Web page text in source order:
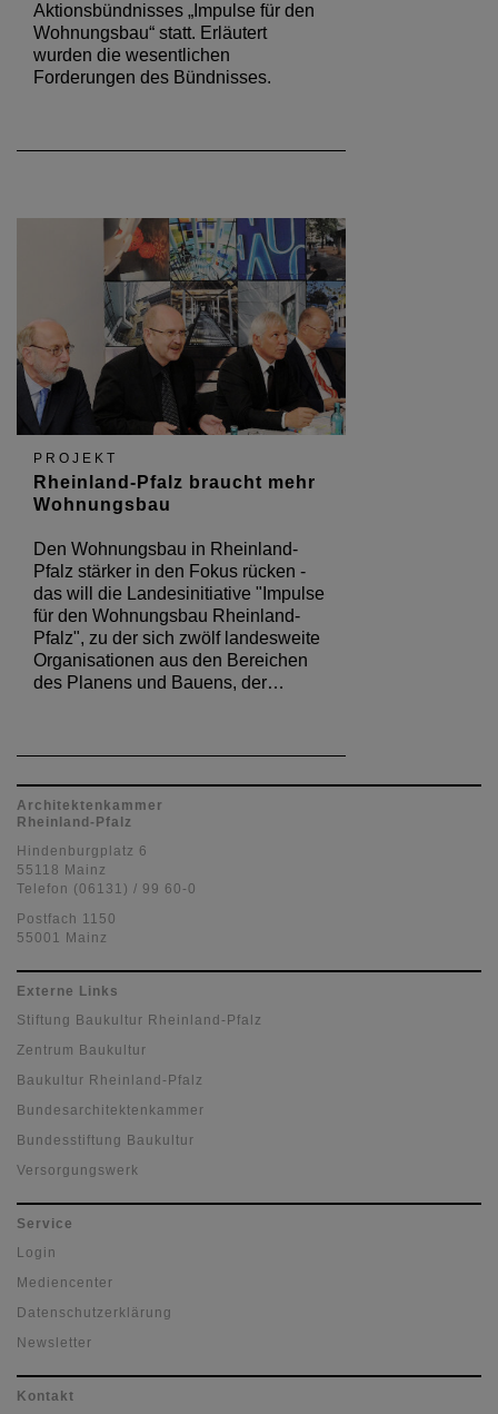
Aktionsbündnisses „Impulse für den
Wohnungsbau“ statt. Erläutert
wurden die wesentlichen
Forderungen des Bündnisses.
PROJEKT
Rheinland-Pfalz braucht mehr
Wohnungsbau
Den Wohnungsbau in Rheinland-
Pfalz stärker in den Fokus rücken -
das will die Landesinitiative "Impulse
für den Wohnungsbau Rheinland-
Pfalz", zu der sich zwölf landesweite
Organisationen aus den Bereichen
des Planens und Bauens, der…
Architektenkammer
Rheinland-Pfalz
Hindenburgplatz 6
55118 Mainz
Telefon (06131) / 99 60-0
Postfach 1150
55001 Mainz
Externe Links
Stiftung Baukultur Rheinland-Pfalz
Zentrum Baukultur
Baukultur Rheinland-Pfalz
Bundesarchitektenkammer
Bundesstiftung Baukultur
Versorgungswerk
Service
Login
Mediencenter
Datenschutzerklärung
Newsletter
Kontakt